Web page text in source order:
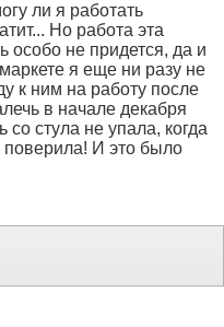
ли я работать
Но работа эта
особо не придется, да и
я еще ни разу не
к ним на работу после
в начале декабря
со стула не упала, когда
поверила! И это было